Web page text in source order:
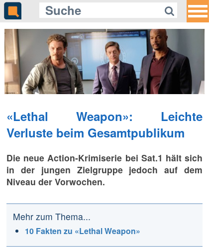
«Lethal Weapon»: Leichte
Verluste beim Gesamtpublikum
Die neue Action-Krimiserie bei Sat.1 hält sich
in der jungen Zielgruppe jedoch auf dem
Niveau der Vorwochen.
Mehr zum Thema...
10 Fakten zu «Lethal Weapon»